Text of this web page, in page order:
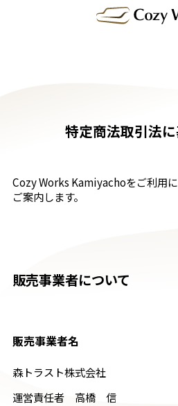
特定商法取引法
Cozy Works Kamiyachoをご利用
ご案内します。
販売事業者について
販売事業者名
森トラスト株式会社
運営責任者 高橋 信